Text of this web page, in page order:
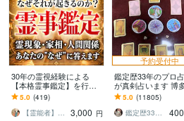
30年の霊視経験による
【本格霊事鑑定】を行い
ます 霊現象・家相・家
系・先祖・土地・人間関
係・悪縁・因縁・厄払い
5.0 (419)
【霊能者】天晴
3,000 円
予約受付中
鑑定歴33年のプロ
が真剣占います 博
屋の純血統占い祈
雷鳥
5.0 (11805)
鑑定歴33年のプロ占い師 雷鳥
400